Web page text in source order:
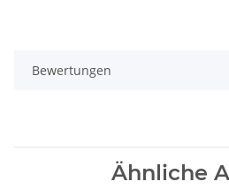
Bewertungen
Ähnliche